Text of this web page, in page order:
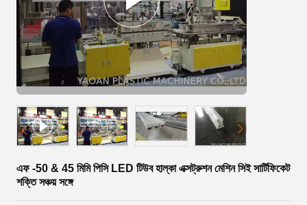
এফ -50 & 45 মিমি পিসি LED টিউব হাল্কা এক্সট্রুশন মেশিন সিই সার্টিফিকেট
শক্তি সঞ্চয় সঙ্গে